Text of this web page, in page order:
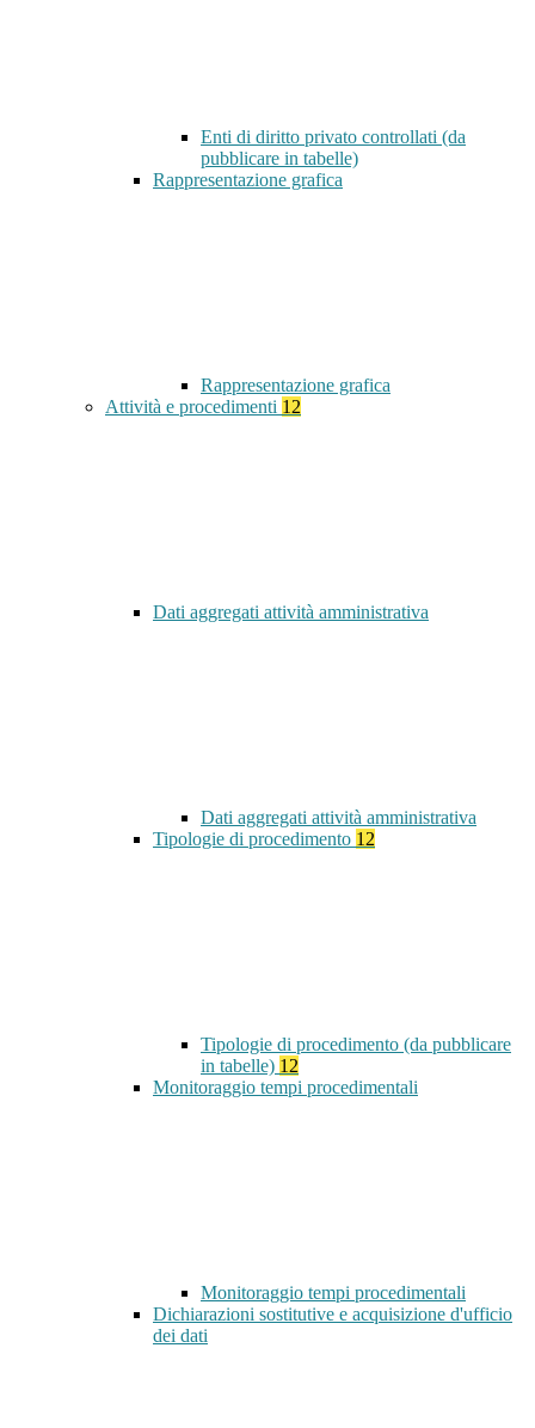
Enti di diritto privato controllati (da
pubblicare in tabelle)
Rappresentazione grafica
Rappresentazione grafica
Attività e procedimenti 12
Dati aggregati attività amministrativa
Dati aggregati attività amministrativa
Tipologie di procedimento 12
Tipologie di procedimento (da pubblicare
in tabelle) 12
Monitoraggio tempi procedimentali
Monitoraggio tempi procedimentali
Dichiarazioni sostitutive e acquisizione d'ufficio
dei dati